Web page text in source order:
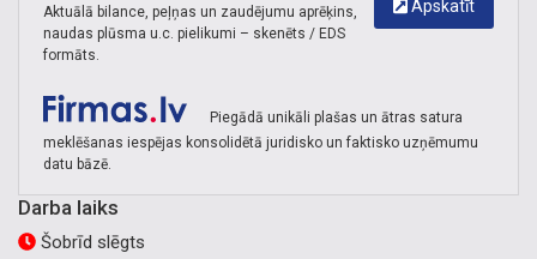
Apskatīt
Aktuālā bilance, peļņas un zaudējumu aprēķins,
naudas plūsma u.c. pielikumi – skenēts / EDS
formāts.
Piegādā unikāli plašas un ātras satura
meklēšanas iespējas konsolidētā juridisko un faktisko uzņēmumu
datu bāzē.
Darba laiks
Šobrīd slēgts